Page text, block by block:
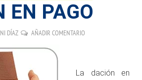
EN PAGO
DÍAZ AÑADIR COMENTARIO
La dación en